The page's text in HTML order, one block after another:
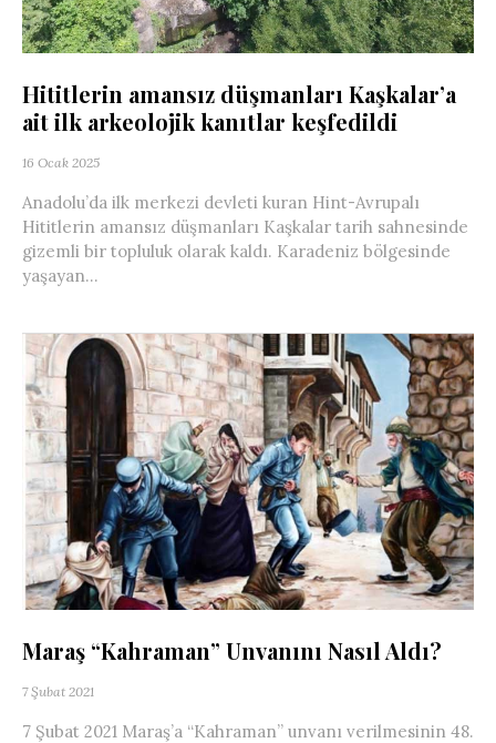
Hititlerin amansız düşmanları Kaşkalar’a
ait ilk arkeolojik kanıtlar keşfedildi
16 Ocak 2025
Anadolu’da ilk merkezi devleti kuran Hint-Avrupalı
Hititlerin amansız düşmanları Kaşkalar tarih sahnesinde
gizemli bir topluluk olarak kaldı. Karadeniz bölgesinde
yaşayan...
Maraş “Kahraman” Unvanını Nasıl Aldı?
7 Şubat 2021
7 Şubat 2021 Maraş’a “Kahraman” unvanı verilmesinin 48.